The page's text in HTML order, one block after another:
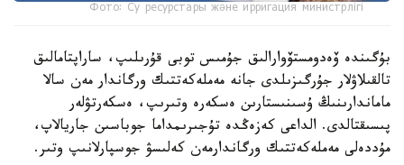
Фото: Су ресурстары және ирригация министрлігі
بۇگىندە ۆەدومستۆوارالىق جۇمىس توبى قۇرىلىپ، ساراپتامالىق
تالقىلاۋلار جۇرگىزىلدى جانە مەملەكەتتىك ورگاندار مەن سالا
ماماندارىنىڭ ۇسىنىستارىن ەسكەرە وتىرىپ، ەسكەرتۋلەر
پىسىقتالدى. الداعى كەزەڭدە تۇجىرىمداما جوباسىن جاريالاپ،
مۇددەلى مەملەكەتتىك ورگاندارمەن كەلىسۋ جوسپارلانىپ وتىر.